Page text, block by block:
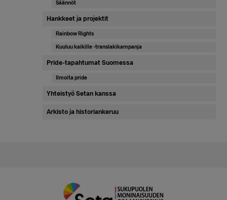
Säännöt
Hankkeet ja projektit
Rainbow Rights
Kuuluu kaikille -translakikampanja
Pride-tapahtumat Suomessa
Ilmoita pride
Yhteistyö Setan kanssa
Arkisto ja historiankeruu